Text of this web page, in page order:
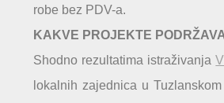
robe bez PDV-a.
KAKVE PROJEKTE
Shodno rezultatima istraživanja
lokalnih zajednica u